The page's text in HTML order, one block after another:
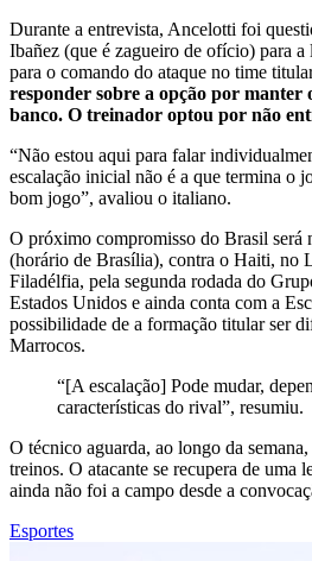
Durante a entrevista, Ancelotti foi
Ibañez (que é zagueiro de ofício) para
para o comando do ataque no time
responder sobre a opção por manter
banco. O treinador optou por não
“Não estou aqui para falar
escalação inicial não é a que termina o
bom jogo”, avaliou o italiano.
O próximo compromisso do Brasil será
(horário de Brasília), contra o Haiti, no
Filadélfia, pela segunda rodada do
Estados Unidos e ainda conta com a
possibilidade de a formação titular ser
Marrocos.
“[A escalação] Pode mudar,
características do rival”, resumiu.
O técnico aguarda, ao longo da
treinos. O atacante se recupera de uma
ainda não foi a campo desde a
Esportes